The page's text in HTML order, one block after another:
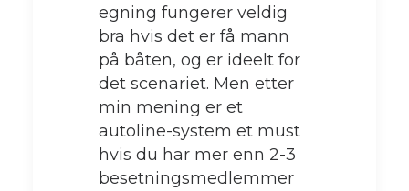
egning fungerer veldig
bra hvis det er få mann
på båten, og er ideelt for
det scenariet. Men etter
min mening er et
autoline-system et must
hvis du har mer enn 2-3
besetningsmedlemmer